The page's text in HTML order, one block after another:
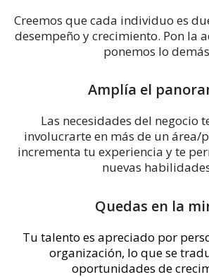
Creemos que cada individuo es
desempeño y crecimiento. Pon la
ponemos lo
Amplía el
Las necesidades del negocio
involucrarte en más de un área/
incrementa tu experiencia y te
nuevas
Quedas en la
Tu talento es apreciado por
organización, lo que se
oportunidades de